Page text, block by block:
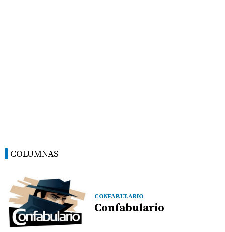
COLUMNAS
CONFABULARIO
Confabulario